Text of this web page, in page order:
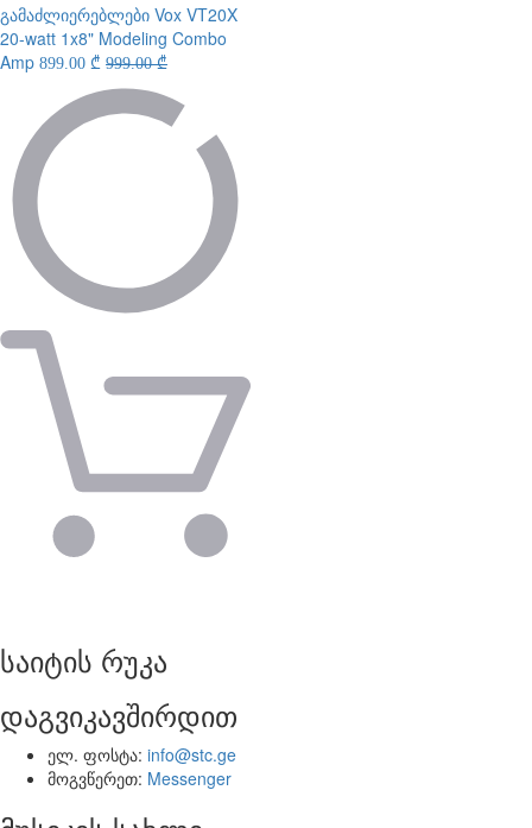
გამაძლიერებლები Vox VT20X
20-watt 1x8" Modeling Combo
Amp 899.00 ₾ 999.00 ₾
საიტის რუკა
დაგვიკავშირდით
ელ. ფოსტა: info@stc.ge
მოგვწერეთ: Messenger